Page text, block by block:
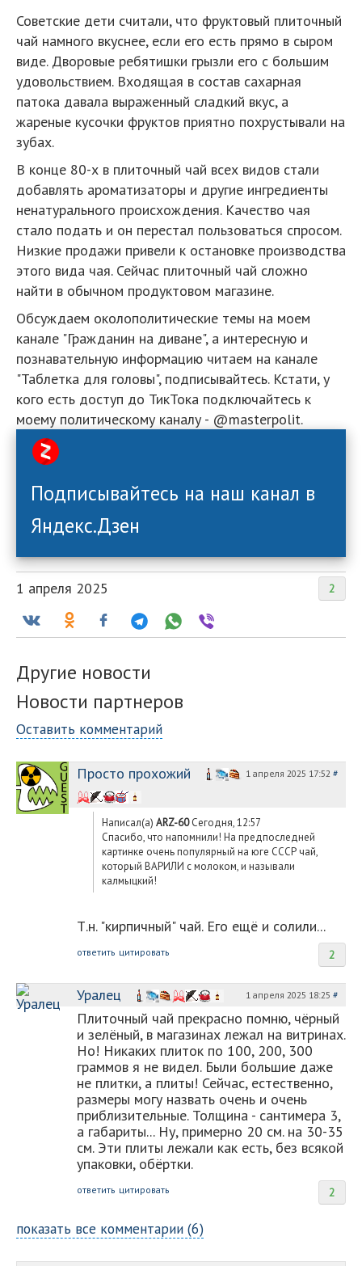
Советские дети считали, что фруктовый плиточный
чай намного вкуснее, если его есть прямо в сыром
виде. Дворовые ребятишки грызли его с большим
удовольствием. Входящая в состав сахарная
патока давала выраженный сладкий вкус, а
жареные кусочки фруктов приятно похрустывали на
зубах.
В конце 80-х в плиточный чай всех видов стали
добавлять ароматизаторы и другие ингредиенты
ненатурального происхождения. Качество чая
стало подать и он перестал пользоваться спросом.
Низкие продажи привели к остановке производства
этого вида чая. Сейчас плиточный чай сложно
найти в обычном продуктовом магазине.
Обсуждаем околополитические темы на моем
канале "Гражданин на диване", а интересную и
познавательную информацию читаем на канале
"Таблетка для головы", подписывайтесь. Кстати, у
кого есть доступ до ТикТока подключайтесь к
моему политическому каналу - @masterpolit.
Подписывайтесь на наш канал в
Яндекс.Дзен
2
1 апреля 2025
Другие новости
Новости партнеров
Оставить комментарий
Просто прохожий 1 апреля 2025 17:52 #
Написал(а) ARZ-60Сегодня, 12:57
Спасибо, что напомнили! На предпоследней
картинке очень популярный на юге СССР чай,
который ВАРИЛИ с молоком, и называли
калмыцкий!
Т.н. "кирпичный" чай. Его ещё и солили...
2
ответить цитировать
Уралец 1 апреля 2025 18:25 #
Плиточный чай прекрасно помню, чёрный
и зелёный, в магазинах лежал на витринах.
Но! Никаких плиток по 100, 200, 300
граммов я не видел. Были большие даже
не плитки, а плиты! Сейчас, естественно,
размеры могу назвать очень и очень
приблизительные. Толщина - сантимера 3,
а габариты... Ну, примерно 20 см. на 30-35
см. Эти плиты лежали как есть, без всякой
упаковки, обёртки.
2
ответить цитировать
показать все комментарии (6)